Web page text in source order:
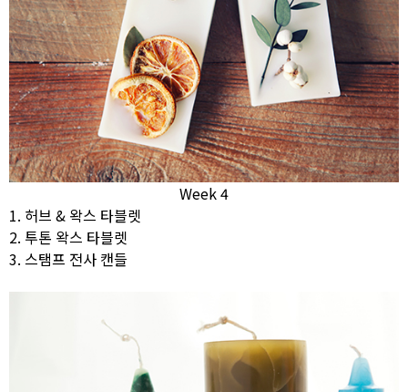
Week 4
1. 허브 & 왁스 타블렛
2. 투톤 왁스 타블렛
3. 스탬프 전사 캔들